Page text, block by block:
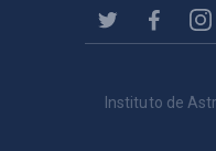
Instituto de